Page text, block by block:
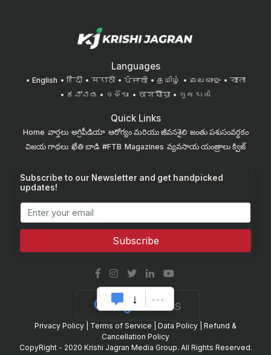
Languages
English हिंदी मराठी ਪੰਜਾਬੀ தமிழ் മലയാളം
বাংলা
ಕನ್ನಡ
ଓଡିଆ অসমীয়া ગુજરાતી
Quick Links
Home వార్తలు అగ్రిపీడియా ఆరోగ్యం మరియు జీవనశైలి జంతు పశుసంవర్ధకం
విజయ గాథలు ఖేతి బాడి #FTB Magazines వ్యవసాయ యంత్రాలు క్విజ్
Subscribe to our Newsletter and get handpicked
updates!
Subscribe
Privacy Policy Terms of Service Data Policy
Refund &
Cancellation Policy
CopyRight - 2020 Krishi Jagran Media Group. All Rights Reserved.